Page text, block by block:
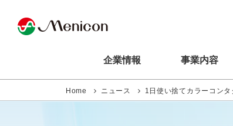
企業情報 事業内容
Home ニュース 1日使い捨てカラーコン